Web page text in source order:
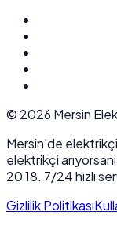
© 2026 Mersin
Mersin'de
elektrikçi
20 18. 7/24 hızlı
Gizlilik Politikası